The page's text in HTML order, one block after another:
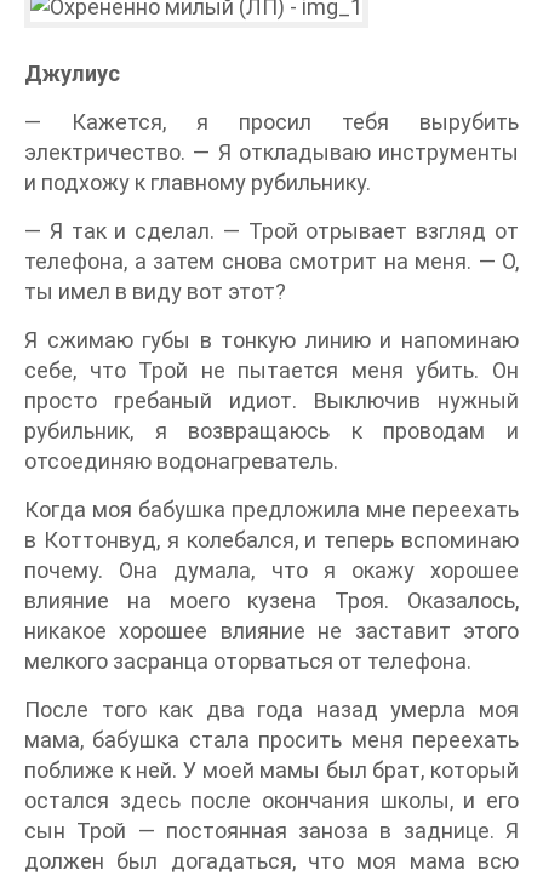
Джулиус
— Кажется, я просил тебя вырубить
электричество. — Я откладываю инструменты
и подхожу к главному рубильнику.
— Я так и сделал. — Трой отрывает взгляд от
телефона, а затем снова смотрит на меня. — О,
ты имел в виду вот этот?
Я сжимаю губы в тонкую линию и напоминаю
себе, что Трой не пытается меня убить. Он
просто гребаный идиот. Выключив нужный
рубильник, я возвращаюсь к проводам и
отсоединяю водонагреватель.
Когда моя бабушка предложила мне переехать
в Коттонвуд, я колебался, и теперь вспоминаю
почему. Она думала, что я окажу хорошее
влияние на моего кузена Троя. Оказалось,
никакое хорошее влияние не заставит этого
мелкого засранца оторваться от телефона.
После того как два года назад умерла моя
мама, бабушка стала просить меня переехать
поближе к ней. У моей мамы был брат, который
остался здесь после окончания школы, и его
сын Трой — постоянная заноза в заднице. Я
должен был догадаться, что моя мама всю